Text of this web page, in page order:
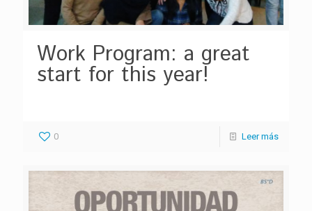
Work Program: a great
start for this year!
0 Leer más